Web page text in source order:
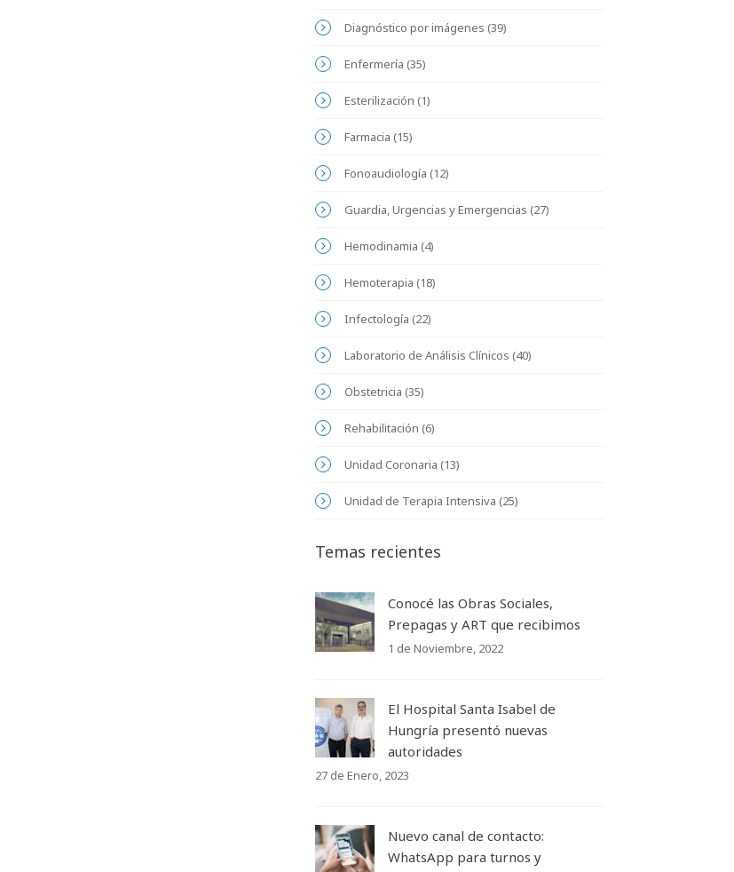
Diagnóstico por imágenes (39)
Enfermería (35)
Esterilización (1)
Farmacia (15)
Fonoaudiología (12)
Guardia, Urgencias y Emergencias (27)
Hemodinamia (4)
Hemoterapia (18)
Infectología (22)
Laboratorio de Análisis Clínicos (40)
Obstetricia (35)
Rehabilitación (6)
Unidad Coronaria (13)
Unidad de Terapia Intensiva (25)
Temas recientes
Conocé las Obras Sociales,
Prepagas y ART que recibimos
1 de Noviembre, 2022
El Hospital Santa Isabel de
Hungría presentó nuevas
autoridades
27 de Enero, 2023
Nuevo canal de contacto:
WhatsApp para turnos y